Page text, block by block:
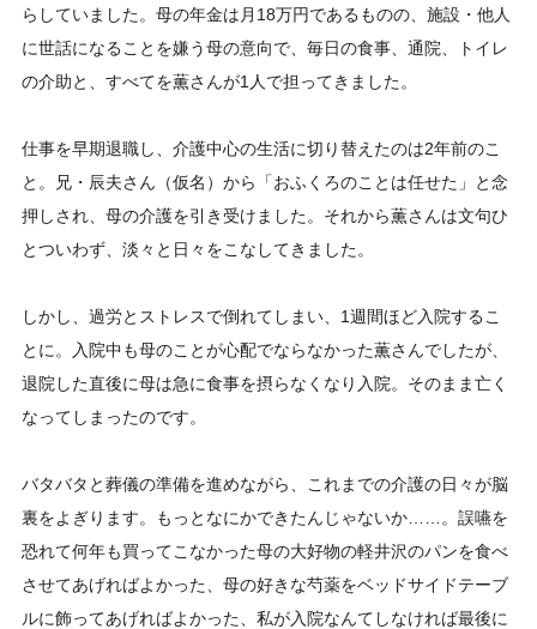
らしていました。母の年金は月18万円であるものの、施設・他人
に世話になることを嫌う母の意向で、毎日の食事、通院、トイレ
の介助と、すべてを薫さんが1人で担ってきました。
仕事を早期退職し、介護中心の生活に切り替えたのは2年前のこ
と。兄・辰夫さん（仮名）から「おふくろのことは任せた」と念
押しされ、母の介護を引き受けました。それから薫さんは文句ひ
とついわず、淡々と日々をこなしてきました。
しかし、過労とストレスで倒れてしまい、1週間ほど入院するこ
とに。入院中も母のことが心配でならなかった薫さんでしたが、
退院した直後に母は急に食事を摂らなくなり入院。そのまま亡く
なってしまったのです。
バタバタと葬儀の準備を進めながら、これまでの介護の日々が脳
裏をよぎります。もっとなにかできたんじゃないか……。誤嚥を
恐れて何年も買ってこなかった母の大好物の軽井沢のパンを食べ
させてあげればよかった、母の好きな芍薬をベッドサイドテーブ
ルに飾ってあげればよかった、私が入院なんてしなければ最後に